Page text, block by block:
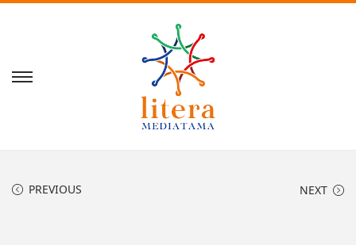
PREVIOUS NEXT